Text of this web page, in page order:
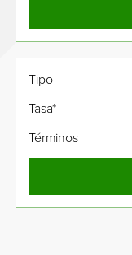
Tipo
Tasa*
Términos